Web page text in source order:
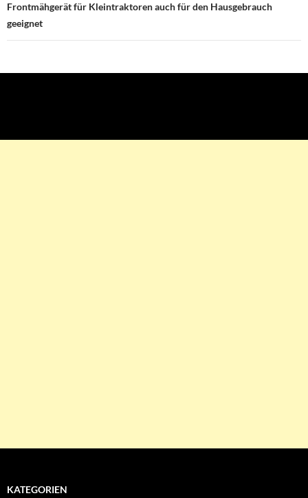
Frontmähgerät für Kleintraktoren auch für den Hausgebrauch
geeignet
KATEGORIEN